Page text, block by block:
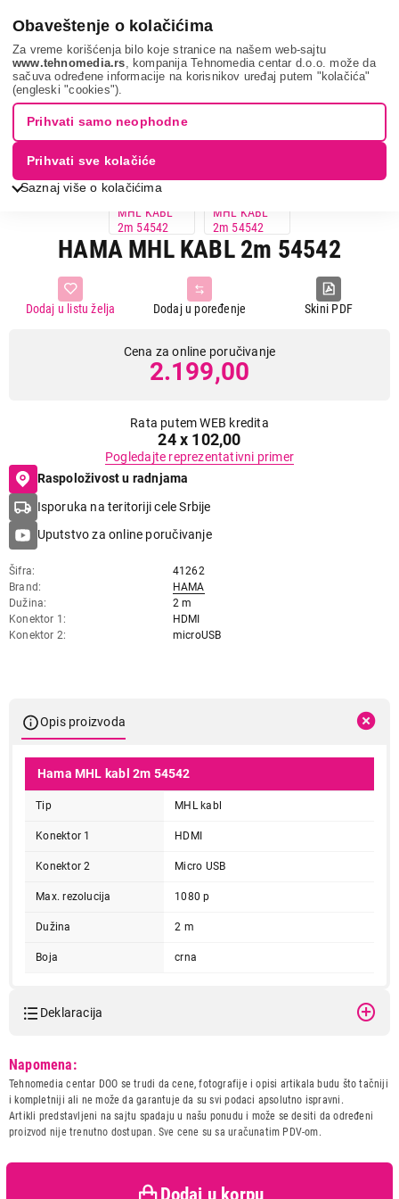
Obaveštenje o kolačićima
Za vreme korišćenja bilo koje stranice na našem web-sajtu
www.tehnomedia.rs , kompanija Tehnomedia centar d.o.o. može da
sačuva određene informacije na korisnikov uređaj putem "kolačića"
(engleski "cookies").
Saznaj više o kolačićima
Prihvati samo neophodne
Prihvati sve kolačiće
It & gaming Kablovi i adapteri Hama mhl kabl 2...
HAMA MHL KABL 2m 54542
Skini PDF
Dodaj u poređenje
Dodaj u listu želja
Cena za online poručivanje
2.199,00
Rata putem WEB kredita
24 x 102,00
Pogledajte reprezentativni primer
Raspoloživost u radnjama
Isporuka na teritoriji cele Srbije
Uputstvo za online poručivanje
Šifra
41262
Brand
HAMA
Dužina
2 m
Konektor 1
HDMI
Konektor 2
microUSB
Opis proizvoda
Hama MHL kabl 2m 54542
Tip MHL kabl
Konektor 1 HDMI
Konektor 2 Micro USB
Max. rezolucija 1080 p
Dužina 2 m
Boja crna
Deklaracija
Naziv i vrsta robe:
KABL IT/AV
Uvoznik:
Repro Market d.o.o.
Zemlja porekla:
Kina
kupaca po osnovu zakona o
Napomena:
Tehnomedia centar DOO se trudi da cene, fotografije i opisi artikala budu što tačniji
i kompletniji ali ne može da garantuje da su svi podaci apsolutno ispravni.
Artikli predstavljeni na sajtu spadaju u našu ponudu i može se desiti da određeni
proizvod nije trenutno dostupan. Sve cene su sa uračunatim PDV-om.
Dodaj u korpu